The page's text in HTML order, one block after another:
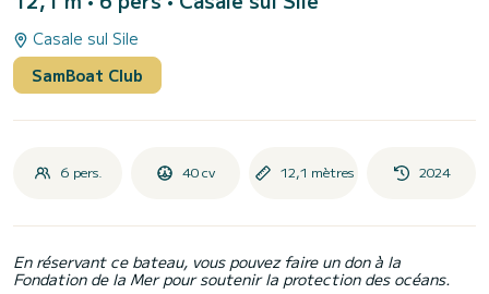
Casale sul Sile
SamBoat Club
6 pers. 40 cv 12,1 mètres 2024
En réservant ce bateau, vous pouvez faire un don à la
Fondation de la Mer pour soutenir la protection des océans.